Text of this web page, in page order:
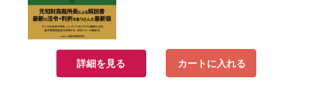
詳細を見る カートに入れる